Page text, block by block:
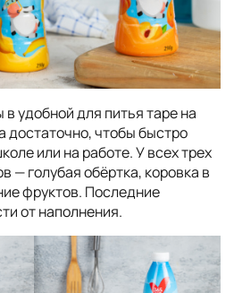
удобной для питья таре на
достаточно, чтобы быстро
или на работе. У всех трех
— голубая обёртка, коровка в
фруктов. Последние
от наполнения.